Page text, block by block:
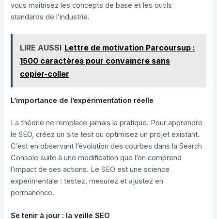
vous maîtrisez les concepts de base et les outils
standards de l’industrie.
LIRE AUSSI Lettre de motivation Parcoursup :
1500 caractères pour convaincre sans
copier-coller
L’importance de l’expérimentation réelle
La théorie ne remplace jamais la pratique. Pour apprendre
le SEO, créez un site test ou optimisez un projet existant.
C’est en observant l’évolution des courbes dans la Search
Console suite à une modification que l’on comprend
l’impact de ses actions. Le SEO est une science
expérimentale : testez, mesurez et ajustez en
permanence.
Se tenir à jour : la veille SEO